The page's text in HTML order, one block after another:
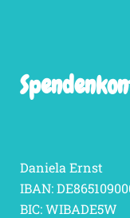
Daniela Ernst
IBAN:
BIC: WIBADE5W